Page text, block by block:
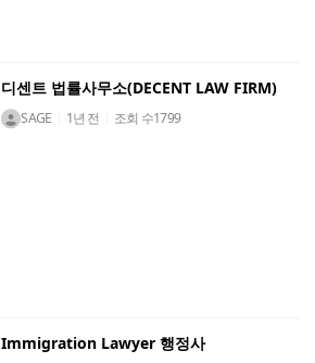
디센트 법률사무소(DECENT LAW FIRM)
SAGE 1년 전 조회 수1799
Immigration Lawyer 행정사